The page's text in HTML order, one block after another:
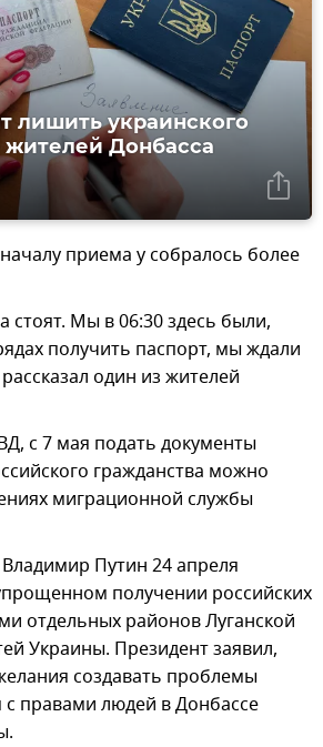
лишить украинского
жителей Донбасса
приема у собралось более
стоят. Мы в 06:30 здесь были,
получить паспорт, мы ждали
один из жителей
с 7 мая подать документы
гражданства можно
миграционной службы
Путин 24 апреля
получении российских
отдельных районов Луганской
Украины. Президент заявил,
создавать проблемы
с правами людей в Донбассе